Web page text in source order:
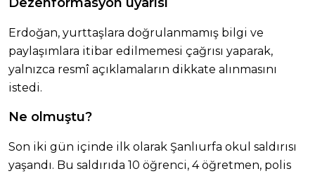
Erdoğan, yurttaşlara doğrulanmamış bilgi ve
paylaşımlara itibar edilmemesi çağrısı yaparak,
yalnızca resmî açıklamaların dikkate alınmasını
istedi.
Ne olmuştu?
Son iki gün içinde ilk olarak Şanlıurfa okul saldırısı
yaşandı. Bu saldırıda 10 öğrenci, 4 öğretmen, polis